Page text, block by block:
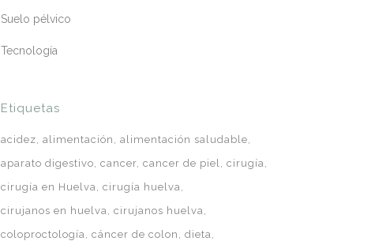
Suelo pélvico
Tecnología
Etiquetas
acidez alimentación
alimentación saludable
aparato digestivo
cancer cancer de piel
cirugía
cirugía en Huelva
cirugía huelva
cirujanos en huelva
cirujanos huelva
coloproctología
cáncer de colon
dieta